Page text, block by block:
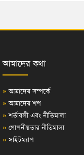
আমাদের কথা
» আমাদের সম্পর্কে
» আমাদের শপ
» শর্তাবলী এবং নীতিমালা
» গোপনীয়তার নীতিমালা
» সাইটম্যাপ